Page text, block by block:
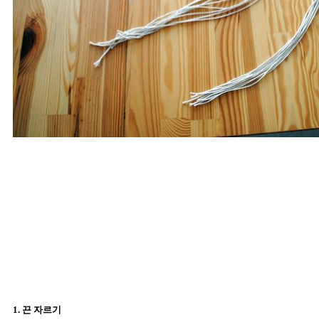
1. 끈 자르기